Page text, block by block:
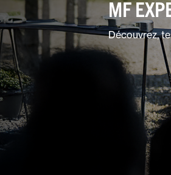
Espaces
verts
Mixtes
MF
Découvrez,